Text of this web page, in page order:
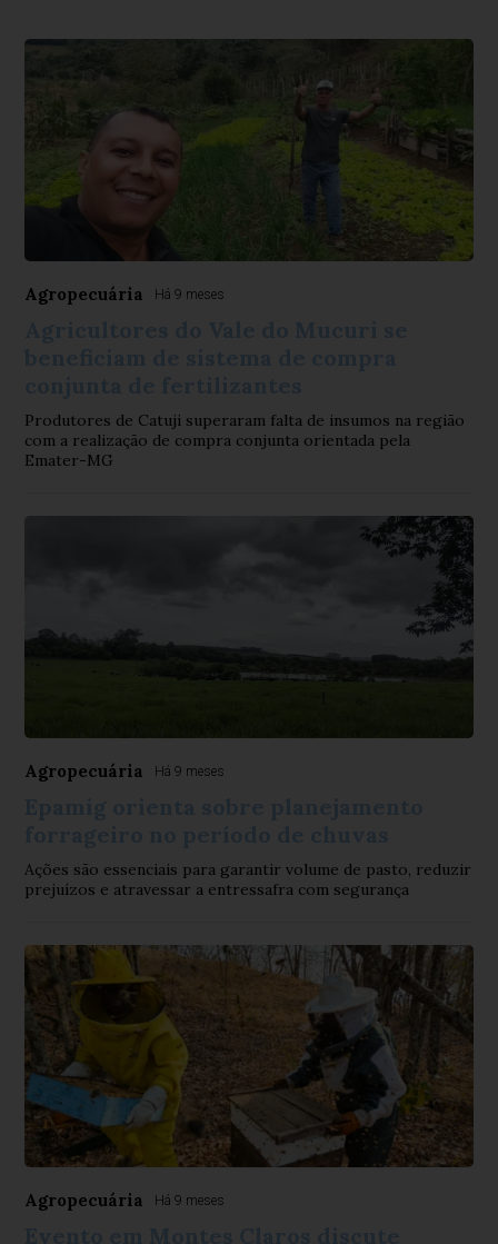
Agropecuária Há 9 meses
Produtores de Catuji superaram falta de insumos na região
com a realização de compra conjunta orientada pela
Emater-MG
Agropecuária Há 9 meses
Ações são essenciais para garantir volume de pasto, reduzir
prejuízos e atravessar a entressafra com segurança
Agropecuária Há 9 meses